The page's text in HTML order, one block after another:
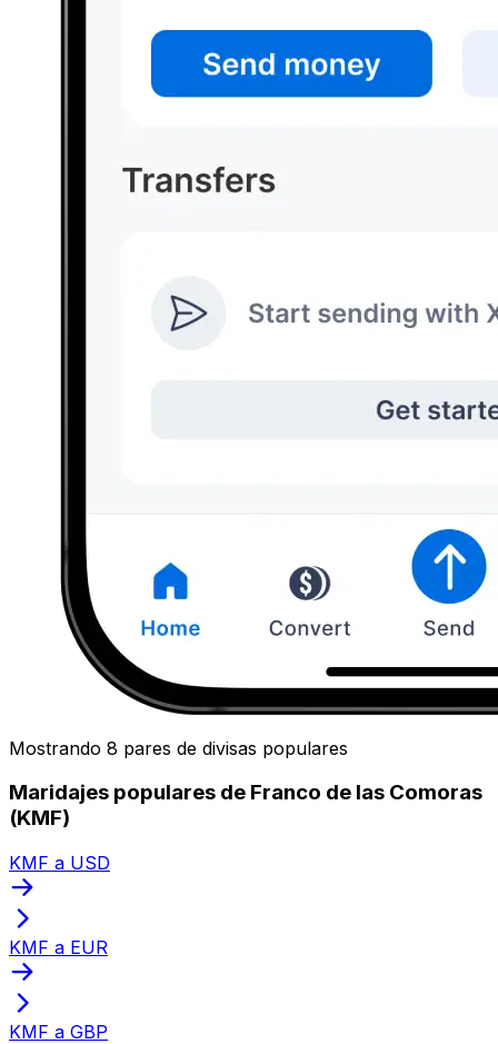
Mostrando 8 pares de divisas populares
Maridajes populares de Franco de las Comoras
(KMF)
KMF a USD
KMF a EUR
KMF a GBP